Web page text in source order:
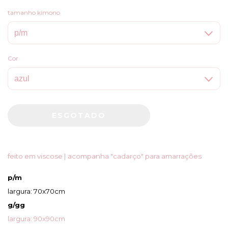
tamanho kimono
Cor
feito em viscose | acompanha "cadarço" para amarrações
p/m
largura: 70x70cm
g/gg
largura: 90x90cm